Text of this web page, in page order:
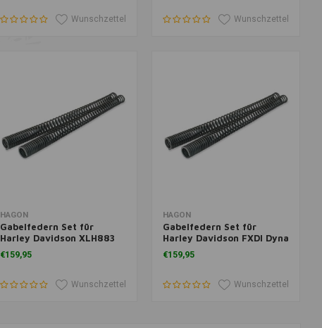
Wunschzettel Wunschzettel
Zum Warenkorb hinzufügen
HAGON
Gabelfedern Set für
Harley Davidson XLH883
Hugger 92>
€159,95
Wunschzettel
Zum Warenkorb hinzufügen
HAGON
Gabelfedern Set für
Harley Davidson FXDI Dyna
35 (35 Jahre) + 160mm Huls
*** 06>
€159,95
Wunschzettel